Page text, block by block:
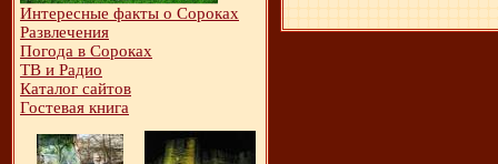
Интересные факты о Сороках
Развлечения
Погода в Сороках
ТВ и Радио
Каталог сайтов
Гостевая книга